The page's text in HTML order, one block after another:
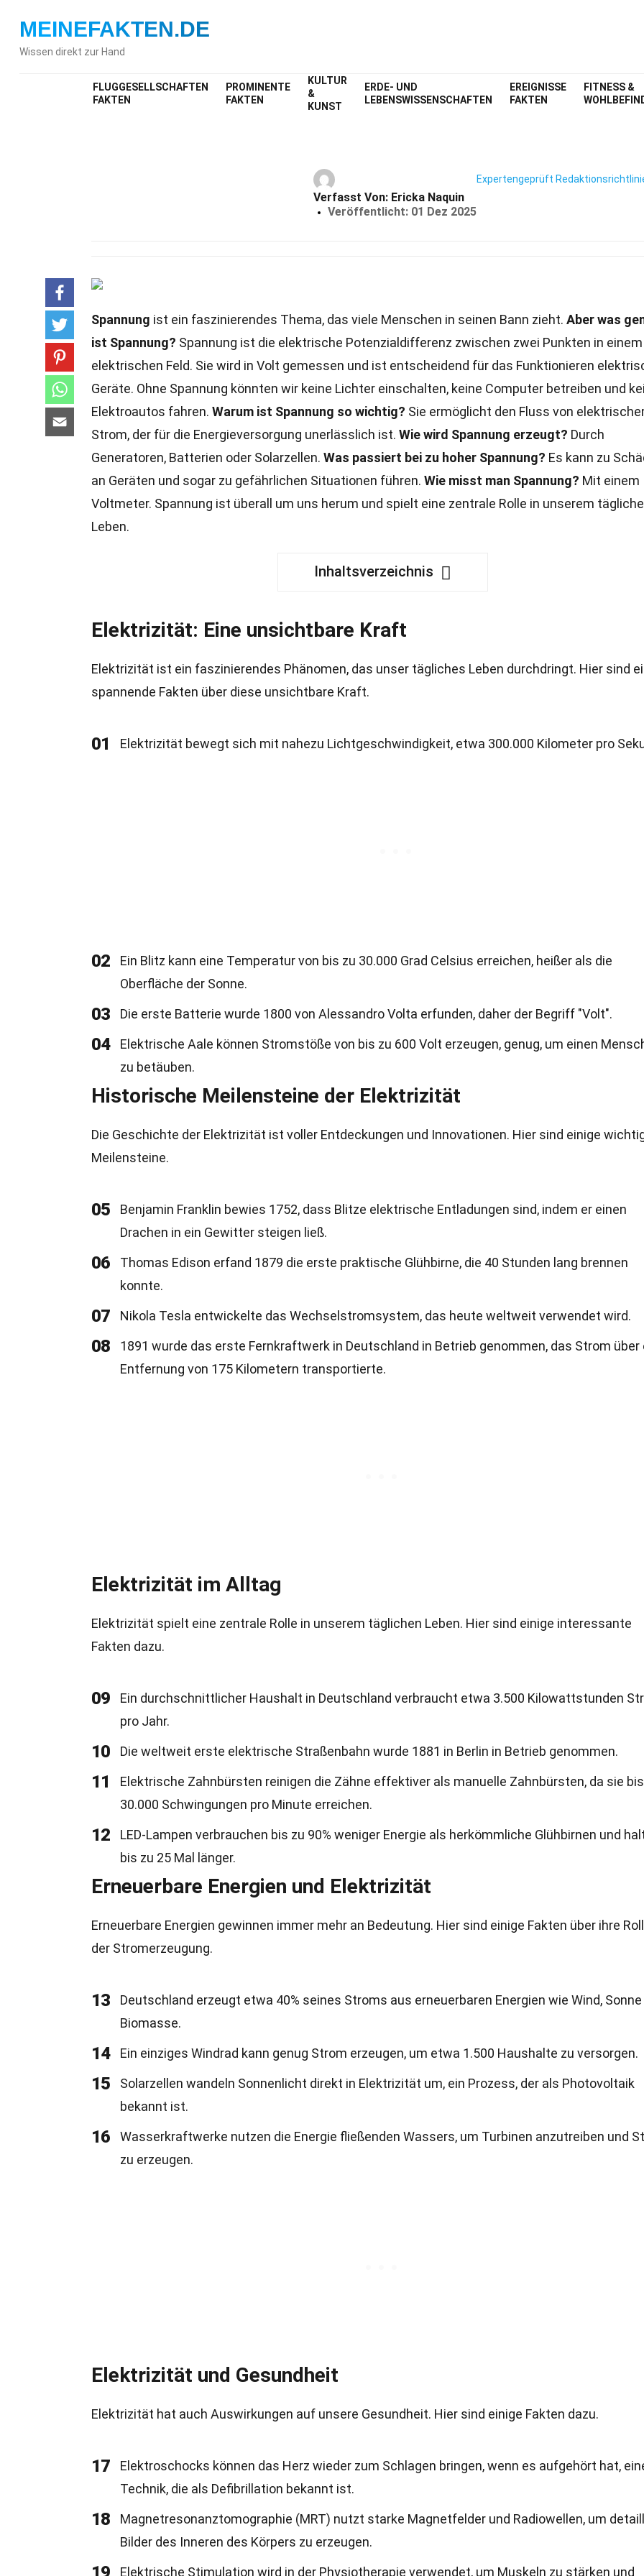
MEINEFAKTEN.DE
Wissen direkt zur Hand
FLUGGESELLSCHAFTEN
FAKTEN
PROMINENTE
FAKTEN
KULTUR
&
KUNST
ERDE- UND
LEBENSWISSENSCHAFTEN
EREIGNISSE
FAKTEN
FITNESS &
Index NaturwissenschaftenFakten
Verfasst Von: Ericka Naquin
Veröffentlicht: 01 Dez 2025
Expertengeprüft
Spannung ist ein faszinierendes Thema, das viele Menschen in seinen Bann zieht. Aber was
ist Spannung? Spannung ist die elektrische Potenzialdifferenz zwischen zwei Punkten in einem
elektrischen Feld. Sie wird in Volt gemessen und ist entscheidend für das Funktionieren
Geräte. Ohne Spannung könnten wir keine Lichter einschalten, keine Computer betreiben und
Elektroautos fahren. Warum ist Spannung so wichtig? Sie ermöglicht den Fluss von
Strom, der für die Energieversorgung unerlässlich ist. Wie wird Spannung erzeugt? Durch
Generatoren, Batterien oder Solarzellen. Was passiert bei zu hoher Spannung? Es kann zu
an Geräten und sogar zu gefährlichen Situationen führen. Wie misst man Spannung? Mit einem
Voltmeter. Spannung ist überall um uns herum und spielt eine zentrale Rolle in unserem
Leben.
Inhaltsverzeichnis
Elektrizität: Eine unsichtbare Kraft
Elektrizität ist ein faszinierendes Phänomen, das unser tägliches Leben durchdringt. Hier sind
spannende Fakten über diese unsichtbare Kraft.
01 Elektrizität bewegt sich mit nahezu Lichtgeschwindigkeit, etwa 300.000 Kilometer pro
02
Ein Blitz kann eine Temperatur von bis zu 30.000 Grad Celsius erreichen, heißer als die
Oberfläche der Sonne.
03 Die erste Batterie wurde 1800 von Alessandro Volta erfunden, daher der Begriff "Volt".
04
Elektrische Aale können Stromstöße von bis zu 600 Volt erzeugen, genug, um einen
zu betäuben.
Historische Meilensteine der Elektrizität
Die Geschichte der Elektrizität ist voller Entdeckungen und Innovationen. Hier sind einige
Meilensteine.
05
Benjamin Franklin bewies 1752, dass Blitze elektrische Entladungen sind, indem er einen
Drachen in ein Gewitter steigen ließ.
06
Thomas Edison erfand 1879 die erste praktische Glühbirne, die 40 Stunden lang brennen
konnte.
07 Nikola Tesla entwickelte das Wechselstromsystem, das heute weltweit verwendet wird.
08
1891 wurde das erste Fernkraftwerk in Deutschland in Betrieb genommen, das Strom über
Entfernung von 175 Kilometern transportierte.
Elektrizität im Alltag
Elektrizität spielt eine zentrale Rolle in unserem täglichen Leben. Hier sind einige interessante
Fakten dazu.
09
Ein durchschnittlicher Haushalt in Deutschland verbraucht etwa 3.500 Kilowattstunden
pro Jahr.
10 Die weltweit erste elektrische Straßenbahn wurde 1881 in Berlin in Betrieb genommen.
11
Elektrische Zahnbürsten reinigen die Zähne effektiver als manuelle Zahnbürsten, da sie
30.000 Schwingungen pro Minute erreichen.
12
LED-Lampen verbrauchen bis zu 90% weniger Energie als herkömmliche Glühbirnen und
bis zu 25 Mal länger.
Erneuerbare Energien und Elektrizität
Erneuerbare Energien gewinnen immer mehr an Bedeutung. Hier sind einige Fakten über ihre
der Stromerzeugung.
13
Deutschland erzeugt etwa 40% seines Stroms aus erneuerbaren Energien wie Wind,
Biomasse.
14 Ein einziges Windrad kann genug Strom erzeugen, um etwa 1.500 Haushalte zu versorgen.
15
Solarzellen wandeln Sonnenlicht direkt in Elektrizität um, ein Prozess, der als Photovoltaik
bekannt ist.
16
Wasserkraftwerke nutzen die Energie fließenden Wassers, um Turbinen anzutreiben und
zu erzeugen.
Elektrizität und Gesundheit
Elektrizität hat auch Auswirkungen auf unsere Gesundheit. Hier sind einige Fakten dazu.
17
Elektroschocks können das Herz wieder zum Schlagen bringen, wenn es aufgehört hat,
Technik, die als Defibrillation bekannt ist.
18
Magnetresonanztomographie (MRT) nutzt starke Magnetfelder und Radiowellen, um
Bilder des Inneren des Körpers zu erzeugen.
Elektrische Stimulation wird in der Physiotherapie verwendet, um Muskeln zu stärken und